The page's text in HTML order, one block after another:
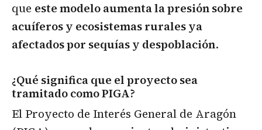
que este modelo aumenta la presión sobre
acuíferos y ecosistemas rurales ya
afectados por sequías y despoblación.
¿Qué significa que el proyecto sea
tramitado como PIGA?
El Proyecto de Interés General de Aragón